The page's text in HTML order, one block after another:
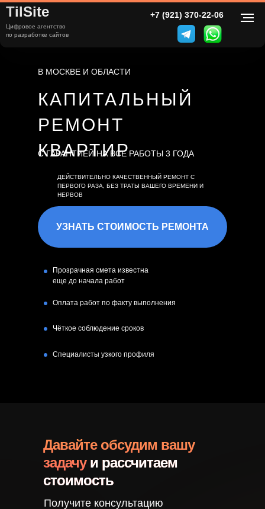
TilSite
Цифровое агентство
по разработке сайтов
+7 (921) 370-22-06
Ремонт квартир и домов под
+7 (800) 000-00-00
ПН-ПТ с 9:00 - 20:00
КАПИТАЛЬНЫЙ
РЕМОНТ
КВАРТИР
С ГАРАНТИЕЙ НА ВСЕ РАБОТЫ 3 ГОДА
Заказать обратный звонок
В МОСКВЕ И ОБЛАСТИ
УЗНАТЬ СТОИМОСТЬ РЕМОНТА
ДЕЙСТВИТЕЛЬНО КАЧЕСТВЕННЫЙ РЕМОНТ С
ПЕРВОГО РАЗА, БЕЗ ТРАТЫ ВАШЕГО ВРЕМЕНИ И
НЕРВОВ
Прозрачная смета известна
еще до начала работ
Чёткое соблюдение сроков
Оплата работ по факту выполнения
Специалисты узкого профиля
Получите консультацию
Давайте обсудим вашу
задачу и рассчитаем
стоимость